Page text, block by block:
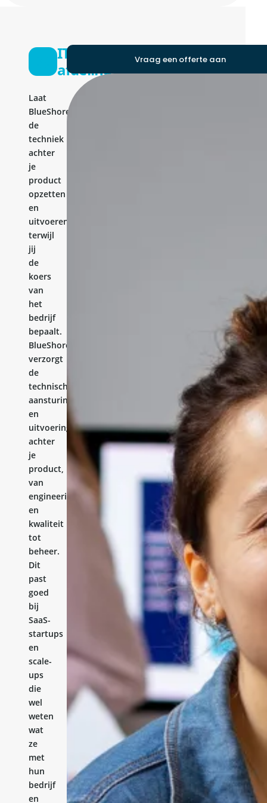
IT-
afdeling
Laat
BlueShores
de
techniek
achter
je
product
opzetten
en
uitvoeren,
terwijl
jij
de
koers
van
het
bedrijf
bepaalt.
BlueShores
verzorgt
de
technische
aansturing
en
uitvoering
achter
je
product,
van
engineering
en
kwaliteit
tot
beheer.
Dit
past
goed
bij
SaaS-
startups
en
scale-
ups
die
wel
weten
wat
ze
met
hun
bedrijf
en
Vraag een offerte aan